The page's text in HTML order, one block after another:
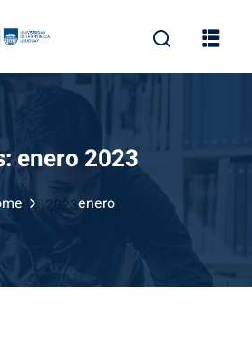
enero 2023
2023enero